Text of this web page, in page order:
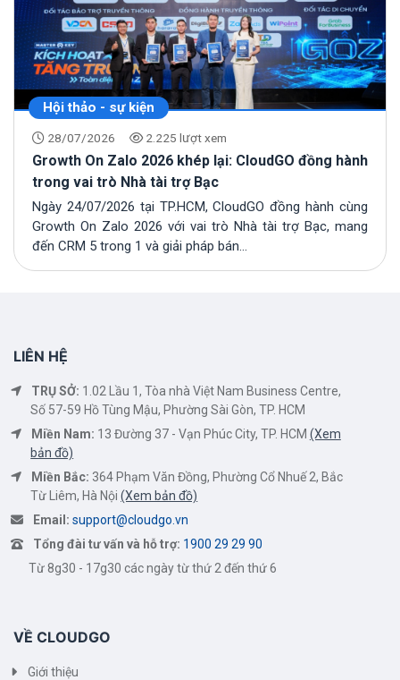
Hội thảo - sự kiện
28/07/2026 2.225 lượt xem
Growth On Zalo 2026 khép lại: CloudGO đồng hành
trong vai trò Nhà tài trợ Bạc
Ngày 24/07/2026 tại TP.HCM, CloudGO đồng hành cùng
Growth On Zalo 2026 với vai trò Nhà tài trợ Bạc, mang
đến CRM 5 trong 1 và giải pháp bán...
LIÊN HỆ
TRỤ SỞ: 1.02 Lầu 1, Tòa nhà Việt Nam Business Centre,
Số 57-59 Hồ Tùng Mậu, Phường Sài Gòn, TP. HCM
Miền Nam: 13 Đường 37 - Vạn Phúc City, TP. HCM (Xem
bản đồ)
Miền Bắc: 364 Phạm Văn Đồng, Phường Cổ Nhuế 2, Bắc
Từ Liêm, Hà Nội(Xem bản đồ)
Email: support@cloudgo.vn
Tổng đài tư vấn và hỗ trợ: 1900 29 29 90
Từ 8g30 - 17g30 các ngày từ thứ 2 đến thứ 6
VỀ CLOUDGO
Giới thiệu